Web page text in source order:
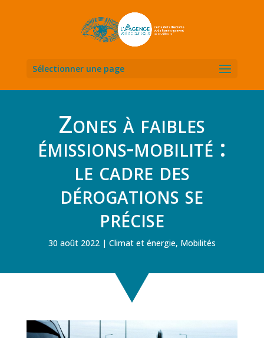
Sélectionner une page
Zones à faibles
émissions-mobilité :
le cadre des
dérogations se
précise
30 août 2022 Climat et énergie, Mobilités